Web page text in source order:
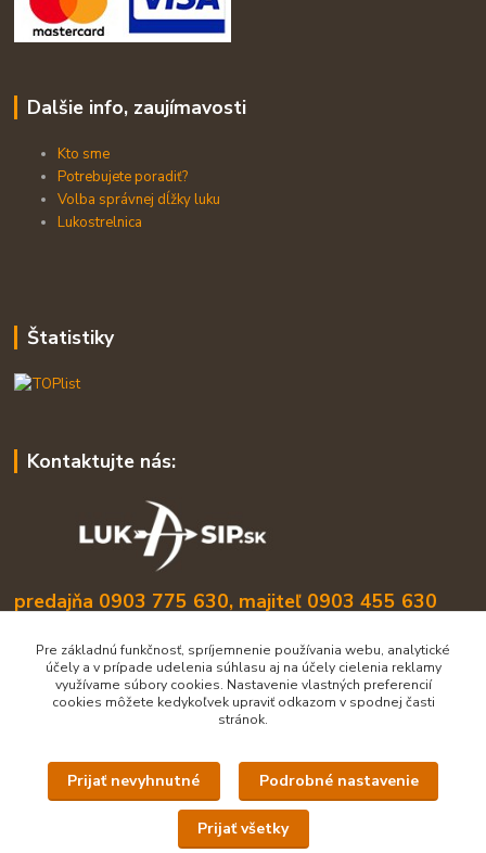
Dalšie info, zaujímavosti
Kto sme
Potrebujete poradiť?
Volba správnej dĺžky luku
Lukostrelnica
Štatistiky
Kontaktujte nás:
predajňa 0903 775 630, majiteľ 0903 455 630
info@lukasip.sk
Upravit sběr cookies.
Pre základnú funkčnosť, spríjemnenie používania webu, analytické
účely a v prípade udelenia súhlasu aj na účely cielenia reklamy
využívame súbory cookies. Nastavenie vlastných preferencií
cookies môžete kedykoľvek upraviť odkazom v spodnej časti
stránok.
Prijať nevyhnutné Podrobné nastavenie
Prijať všetky